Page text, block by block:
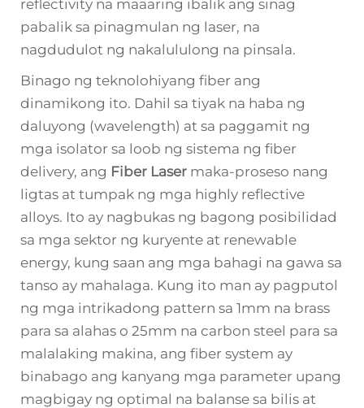
reflectivity na maaaring ibalik ang sinag
pabalik sa pinagmulan ng laser, na
nagdudulot ng nakalululong na pinsala.
Binago ng teknolohiyang fiber ang
dinamikong ito. Dahil sa tiyak na haba ng
daluyong (wavelength) at sa paggamit ng
mga isolator sa loob ng sistema ng fiber
delivery, ang Fiber Laser maka-proseso nang
ligtas at tumpak ng mga highly reflective
alloys. Ito ay nagbukas ng bagong posibilidad
sa mga sektor ng kuryente at renewable
energy, kung saan ang mga bahagi na gawa sa
tanso ay mahalaga. Kung ito man ay pagputol
ng mga intrikadong pattern sa 1mm na brass
para sa alahas o 25mm na carbon steel para sa
malalaking makina, ang fiber system ay
binabago ang kanyang mga parameter upang
magbigay ng optimal na balanse sa bilis at